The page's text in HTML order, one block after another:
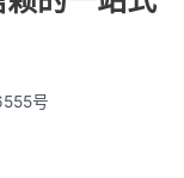
号